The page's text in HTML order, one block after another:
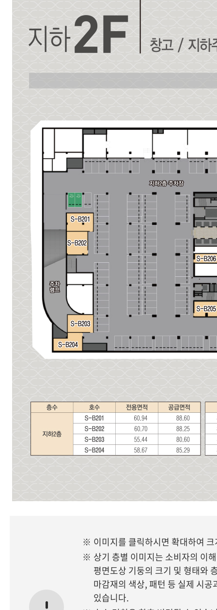
※ 이미지를 클릭하시면 확대하여
※ 상기 층별 이미지는 소비자의 이
평면도상 기둥의 크기 및 형태와
마감재의 색상, 패턴 등 실제 시
있습니다.